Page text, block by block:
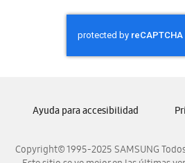
Samsung
Samsung
Samsung
Samsung
Copyright© 1995-2025 SAMSUNG
Ayuda para accesibilidad